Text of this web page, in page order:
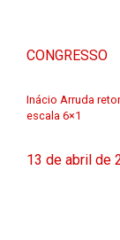
CONGRESSO
Inácio Arruda
escala 6×1
13 de abril de